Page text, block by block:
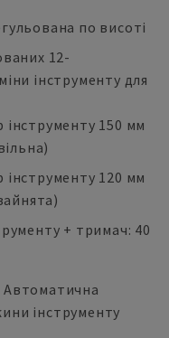
по висоті
12-
інструменту для
150 мм
120 мм
+ тримач: 40
Автоматична
інструменту